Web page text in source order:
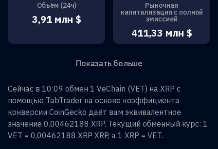
Объём (24ч)
3,91 млн $
Рыночная
капитализация с полной
эмиссией
411,33 млн $
Показать больше
Сейчас в 10:09 обмен 1 VeChain (VET) на XRP с
помощью TabTrader на основе коэффициента
конверсии CoinGecko даёт вам эквивалентное
значение 0.00462188 XRP. Текущий обменный курс: 1
VET = 0,00462188 XRP XRP, а 1 XRP = VET.